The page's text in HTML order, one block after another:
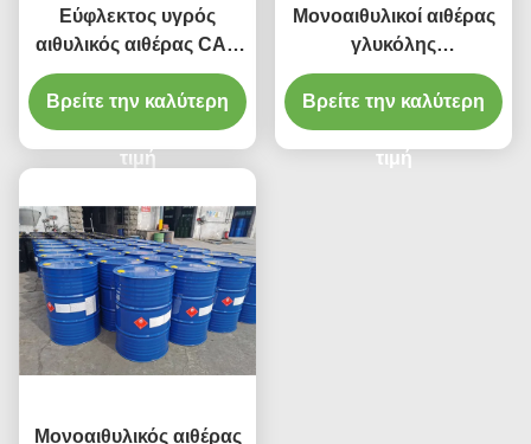
Εύφλεκτος υγρός
αιθυλικός αιθέρας CAS
αριθμός 1569-02-4
γλυκόλης προπυλενίου
φιλικό προς το
περιβάλλον
Βρείτε την καλύτερη
τιμή
Μονοαιθυλικοί αιθέρας
γλυκόλης
προπυλενίου/1-Ethoxy-
2-προπανόλη PGEE
CAS αριθ. 1569-02-4
Βρείτε την καλύτερη
τιμή
Μονοαιθυλικός αιθέρας